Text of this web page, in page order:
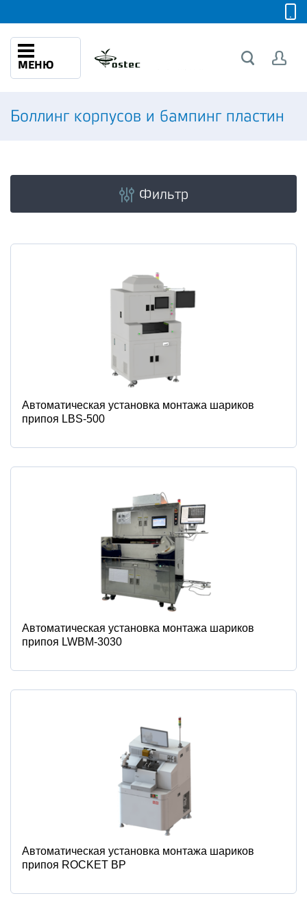
МЕНЮ
Боллинг корпусов и бампинг пластин
Фильтр
Автоматическая установка монтажа шариков
припоя LBS-500
Автоматическая установка монтажа шариков
припоя LWBM-3030
Автоматическая установка монтажа шариков
припоя ROCKET BP